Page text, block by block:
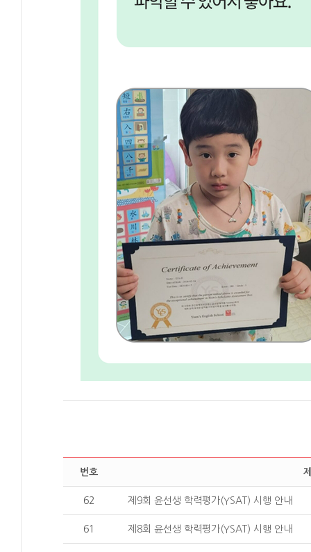
번호
62 제9회 윤선생 학력평가(YSAT) 시행 안내
61 제8회 윤선생 학력평가(YSAT) 시행 안내